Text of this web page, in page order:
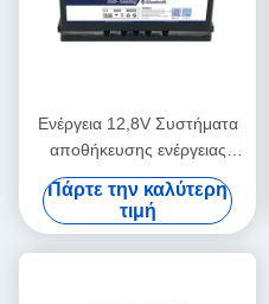
Ενέργεια 12,8V Συστήματα
αποθήκευσης ενέργειας
μπαταρίας -20~60 Πεδίο
θερμοκρασίας εκφόρτισης
Πάρτε την καλύτερη
τιμή